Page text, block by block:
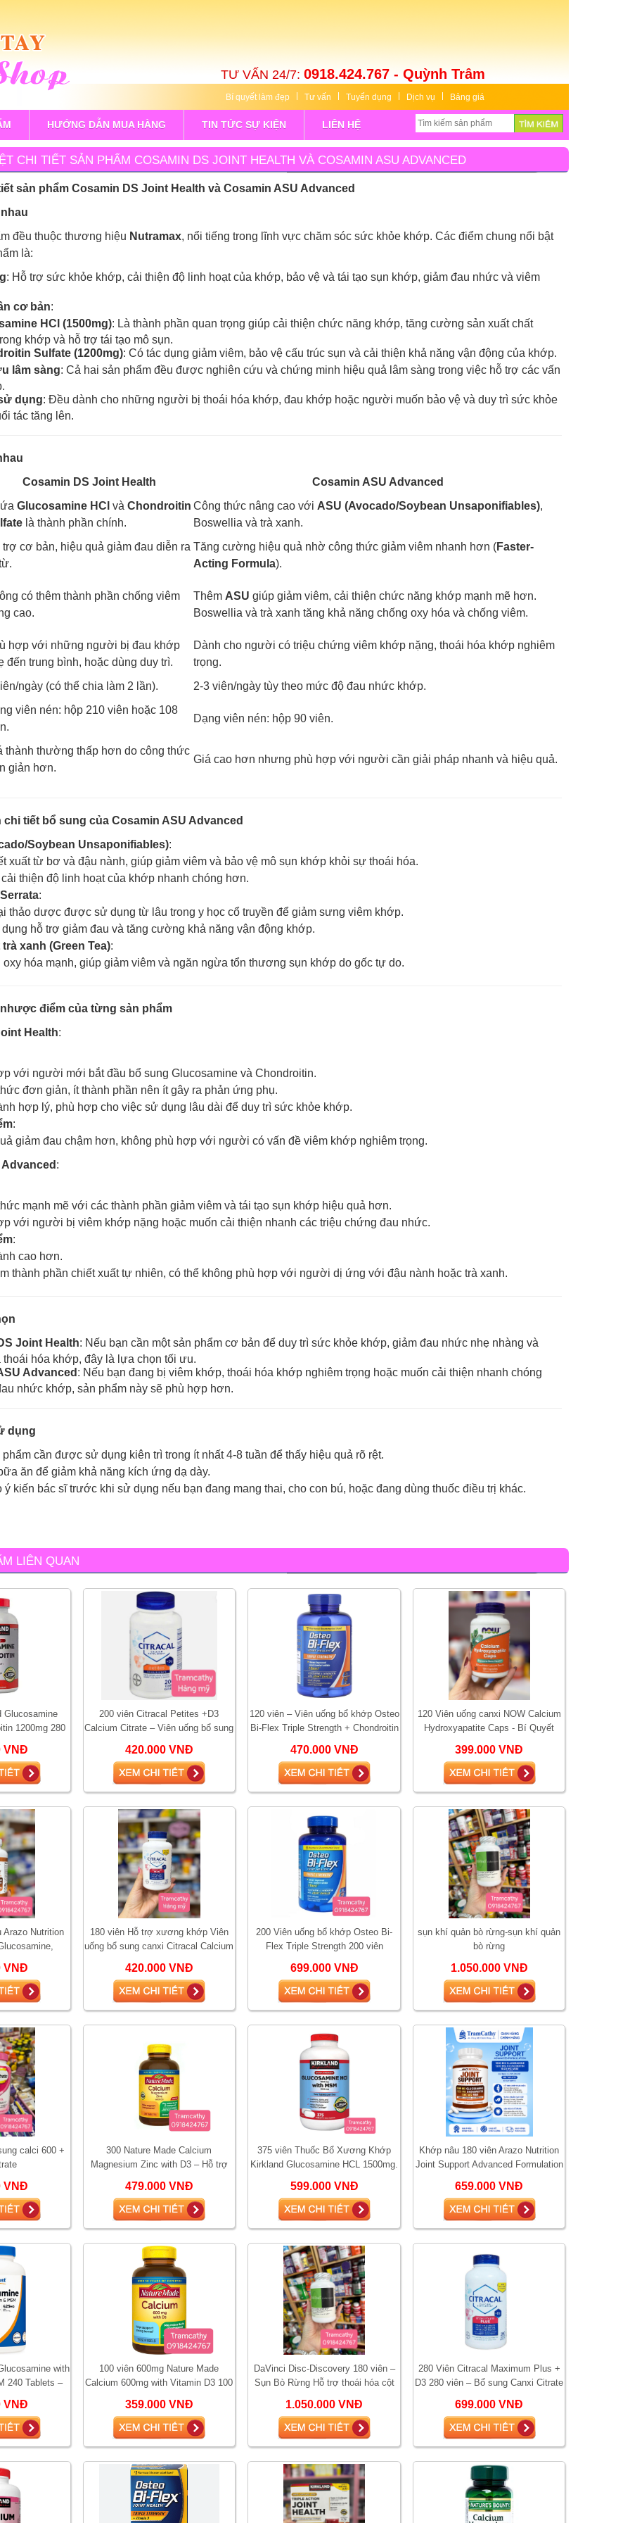
TƯ VẤN 24/7: 0918.424.767 - Quỳnh Trâm
Bí quyết làm đẹp Tư vấn Tuyển dụng Dịch vụ Bảng giá
HƯỚNG DẪN MUA HÀNG TIN TỨC SỰ KIỆN LIÊN HỆ
CHI TIẾT SẢN PHẨM COSAMIN DS JOINT HEALTH VÀ COSAMIN ASU ADVANCED
sản phẩm Cosamin DS Joint Health và Cosamin ASU Advanced
đều thuộc thương hiệu Nutramax, nổi tiếng trong lĩnh vực chăm sóc sức khỏe khớp. Các điểm chung nổi bật
là:
: Hỗ trợ sức khỏe khớp, cải thiện độ linh hoạt của khớp, bảo vệ và tái tạo sụn khớp, giảm đau nhức và viêm
cơ bản:
HCl (1500mg): Là thành phần quan trọng giúp cải thiện chức năng khớp, tăng cường sản xuất chất
khớp và hỗ trợ tái tạo mô sụn.
Sulfate (1200mg): Có tác dụng giảm viêm, bảo vệ cấu trúc sụn và cải thiện khả năng vận động của khớp.
lâm sàng: Cả hai sản phẩm đều được nghiên cứu và chứng minh hiệu quả lâm sàng trong việc hỗ trợ các vấn
dụng: Đều dành cho những người bị thoái hóa khớp, đau khớp hoặc người muốn bảo vệ và duy trì sức khỏe
tác tăng lên.
Cosamin DS Joint Health Cosamin ASU Advanced
Glucosamine HCl và Chondroitin
là thành phần chính.
Công thức nâng cao với ASU (Avocado/Soybean Unsaponifiables),
Boswellia và trà xanh.
trợ cơ bản, hiệu quả giảm đau diễn ra Tăng cường hiệu quả nhờ công thức giảm viêm nhanh hơn (Faster-
Acting Formula).
có thêm thành phần chống viêm
cao.
Thêm ASU giúp giảm viêm, cải thiện chức năng khớp mạnh mẽ hơn.
Boswellia và trà xanh tăng khả năng chống oxy hóa và chống viêm.
hợp với những người bị đau khớp
đến trung bình, hoặc dùng duy trì.
Dành cho người có triệu chứng viêm khớp nặng, thoái hóa khớp nghiêm
trọng.
ngày (có thể chia làm 2 lần).
2-3 viên/ngày tùy theo mức độ đau nhức khớp.
viên nén: hộp 210 viên hoặc 108
Dạng viên nén: hộp 90 viên.
thành thường thấp hơn do công thức
giản hơn.
Giá cao hơn nhưng phù hợp với người cần giải pháp nhanh và hiệu quả.
chi tiết bổ sung của Cosamin ASU Advanced
Soybean Unsaponifiables):
xuất từ bơ và đậu nành, giúp giảm viêm và bảo vệ mô sụn khớp khỏi sự thoái hóa.
thiện độ linh hoạt của khớp nhanh chóng hơn.
:
thảo dược được sử dụng từ lâu trong y học cổ truyền để giảm sưng viêm khớp.
dụng hỗ trợ giảm đau và tăng cường khả năng vận động khớp.
xanh (Green Tea):
oxy hóa mạnh, giúp giảm viêm và ngăn ngừa tổn thương sụn khớp do gốc tự do.
điểm của từng sản phẩm
Health:
với người mới bắt đầu bổ sung Glucosamine và Chondroitin.
đơn giản, ít thành phần nên ít gây ra phản ứng phụ.
hợp lý, phù hợp cho việc sử dụng lâu dài để duy trì sức khỏe khớp.
:
giảm đau chậm hơn, không phù hợp với người có vấn đề viêm khớp nghiêm trọng.
:
mạnh mẽ với các thành phần giảm viêm và tái tạo sụn khớp hiệu quả hơn.
với người bị viêm khớp nặng hoặc muốn cải thiện nhanh các triệu chứng đau nhức.
:
cao hơn.
thành phần chiết xuất tự nhiên, có thể không phù hợp với người dị ứng với đậu nành hoặc trà xanh.
Joint Health: Nếu bạn cần một sản phẩm cơ bản để duy trì sức khỏe khớp, giảm đau nhức nhẹ nhàng và
thoái hóa khớp, đây là lựa chọn tối ưu.
Advanced : Nếu bạn đang bị viêm khớp, thoái hóa khớp nghiêm trọng hoặc muốn cải thiện nhanh chóng
nhức khớp, sản phẩm này sẽ phù hợp hơn.
dụng
cần được sử dụng kiên trì trong ít nhất 4-8 tuần để thấy hiệu quả rõ rệt.
ăn để giảm khả năng kích ứng dạ dày.
ý kiến bác sĩ trước khi sử dụng nếu bạn đang mang thai, cho con bú, hoặc đang dùng thuốc điều trị khác.
LIÊN QUAN
Glucosamine
1200mg 280
VNĐ
200 viên Citracal Petites +D3
Calcium Citrate – Viên uống bổ sung
420.000 VNĐ
120 viên – Viên uống bổ khớp Osteo
Bi-Flex Triple Strength + Chondroitin
470.000 VNĐ
120 Viên uống canxi NOW Calcium
Hydroxyapatite Caps - Bí Quyết
399.000 VNĐ
Arazo Nutrition
VNĐ
180 viên Hỗ trợ xương khớp Viên
uống bổ sung canxi Citracal Calcium
420.000 VNĐ
200 Viên uống bổ khớp Osteo Bi-
Flex Triple Strength 200 viên
699.000 VNĐ
sụn khí quản bò rừng-sụn khí quản
bò rừng
1.050.000 VNĐ
calci 600 +
VNĐ
300 Nature Made Calcium
Magnesium Zinc with D3 – Hỗ trợ
tổng thể
479.000 VNĐ
375 viên Thuốc Bổ Xương Khớp
Kirkland Glucosamine HCL 1500mg.
599.000 VNĐ
Khớp nâu 180 viên Arazo Nutrition
Joint Support Advanced Formulation
659.000 VNĐ
with
240 Tablets –
VNĐ
100 viên 600mg Nature Made
Calcium 600mg with Vitamin D3 100
chắc
359.000 VNĐ
DaVinci Disc-Discovery 180 viên –
Sụn Bò Rừng Hỗ trợ thoái hóa cột
1.050.000 VNĐ
280 Viên Citracal Maximum Plus +
D3 280 viên – Bổ sung Canxi Citrate
699.000 VNĐ